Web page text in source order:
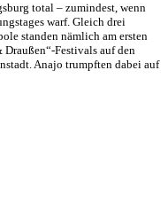
total – zumindest, wenn
warf. Gleich drei
standen nämlich am ersten
Draußen“-Festivals auf den
Anajo trumpften dabei auf